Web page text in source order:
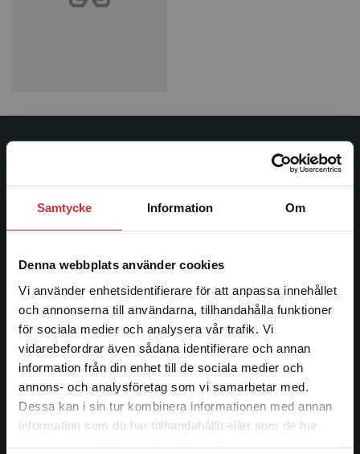
Samtycke Information Om
Denna webbplats använder cookies
Vi använder enhetsidentifierare för att anpassa innehållet
och annonserna till användarna, tillhandahålla funktioner
för sociala medier och analysera vår trafik. Vi
vidarebefordrar även sådana identifierare och annan
information från din enhet till de sociala medier och
annons- och analysföretag som vi samarbetar med.
Dessa kan i sin tur kombinera informationen med annan
information som du har tillhandahållit eller som de har
Begränsad fraktregion
Det verkar som att du besöker
ledande utbildningsförlag. Med läromedel, kurslitteratur,
facklitteratur, utbildningar och digitala
längs hela kunskapsresan.
Kontakta oss
Kontakta oss
046-31 20 00
Postadress:
Box 141